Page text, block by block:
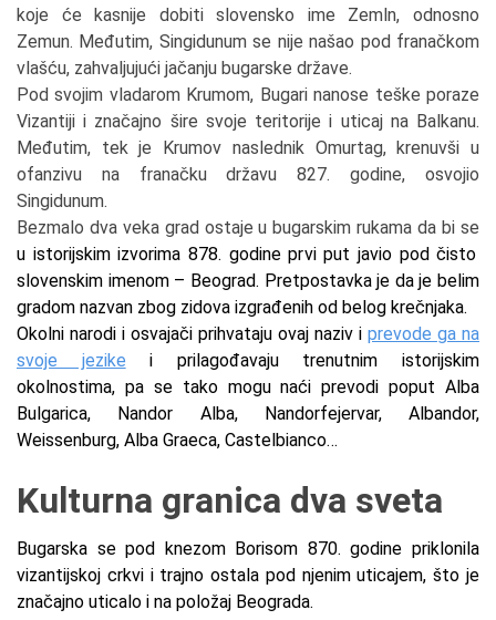
koje će kasnije dobiti slovensko ime Zemln, odnosno
Zemun. Međutim, Singidunum se nije našao pod franačkom
vlašću, zahvaljujući jačanju bugarske države.
Pod svojim vladarom Krumom, Bugari nanose teške poraze
Vizantiji i značajno šire svoje teritorije i uticaj na Balkanu.
Međutim, tek je Krumov naslednik Omurtag, krenuvši u
ofanzivu na franačku državu 827. godine, osvojio
Singidunum.
Bezmalo dva veka grad ostaje u bugarskim rukama da bi se
u istorijskim izvorima 878. godine prvi put javio pod čisto
slovenskim imenom – Beograd. Pretpostavka je da je belim
gradom nazvan zbog zidova izgrađenih od belog krečnjaka.
Okolni narodi i osvajači prihvataju ovaj naziv i prevode ga na
svoje jezike i prilagođavaju trenutnim istorijskim
okolnostima, pa se tako mogu naći prevodi poput Alba
Bulgarica, Nandor Alba, Nandorfejervar, Albandor,
Weissenburg, Alba Graeca, Castelbianco…
Kulturna granica dva sveta
Bugarska se pod knezom Borisom 870. godine priklonila
vizantijskoj crkvi i trajno ostala pod njenim uticajem, što je
značajno uticalo i na položaj Beograda.